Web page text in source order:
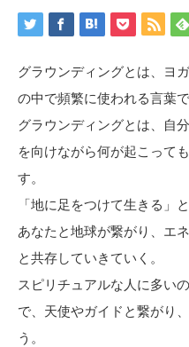
グラウンディングとは、ヨ
の中で頻繁に使われる言葉で
グラウンディングとは、自
を向けながら何が起こって
す。
「地に足をつけて生きる」
あなたと地球が繋がり、エ
と共存していきていく。
スピリチュアルな人に多い
で、天使やガイドと繋がり
う。